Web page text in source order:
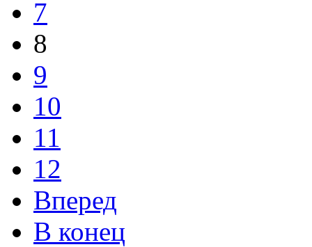
7
8
9
10
11
12
Вперед
В конец